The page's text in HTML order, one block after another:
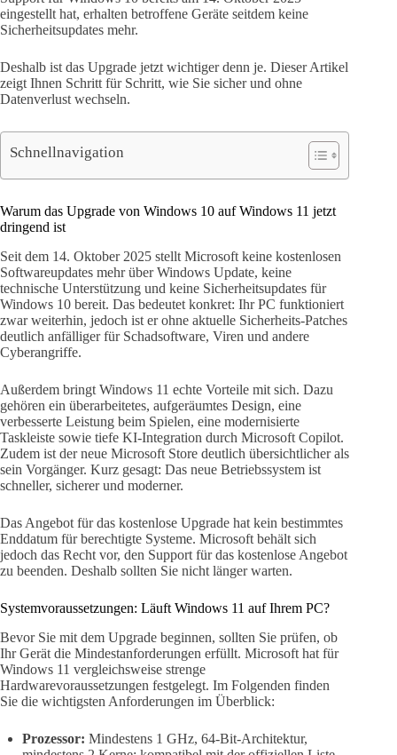
eingestellt hat, erhalten betroffene Geräte seitdem keine
Sicherheitsupdates mehr.
Deshalb ist das Upgrade jetzt wichtiger denn je. Dieser Artikel
zeigt Ihnen Schritt für Schritt, wie Sie sicher und ohne
Datenverlust wechseln.
Schnellnavigation
Warum das Upgrade von Windows 10 auf Windows 11 jetzt
dringend ist
Seit dem 14. Oktober 2025 stellt Microsoft keine kostenlosen
Softwareupdates mehr über Windows Update, keine
technische Unterstützung und keine Sicherheitsupdates für
Windows 10 bereit. Das bedeutet konkret: Ihr PC funktioniert
zwar weiterhin, jedoch ist er ohne aktuelle Sicherheits-Patches
deutlich anfälliger für Schadsoftware, Viren und andere
Cyberangriffe.
Außerdem bringt Windows 11 echte Vorteile mit sich. Dazu
gehören ein überarbeitetes, aufgeräumtes Design, eine
verbesserte Leistung beim Spielen, eine modernisierte
Taskleiste sowie tiefe KI-Integration durch Microsoft Copilot.
Zudem ist der neue Microsoft Store deutlich übersichtlicher als
sein Vorgänger. Kurz gesagt: Das neue Betriebssystem ist
schneller, sicherer und moderner.
Das Angebot für das kostenlose Upgrade hat kein bestimmtes
Enddatum für berechtigte Systeme. Microsoft behält sich
jedoch das Recht vor, den Support für das kostenlose Angebot
zu beenden. Deshalb sollten Sie nicht länger warten.
Systemvoraussetzungen: Läuft Windows 11 auf Ihrem PC?
Bevor Sie mit dem Upgrade beginnen, sollten Sie prüfen, ob
Ihr Gerät die Mindestanforderungen erfüllt. Microsoft hat für
Windows 11 vergleichsweise strenge
Hardwarevoraussetzungen festgelegt. Im Folgenden finden
Sie die wichtigsten Anforderungen im Überblick:
Prozessor: Mindestens 1 GHz, 64-Bit-Architektur,